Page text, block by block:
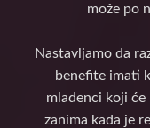
može po
Nastavljamo da
benefite imati
mladenci koji
zanima kada je